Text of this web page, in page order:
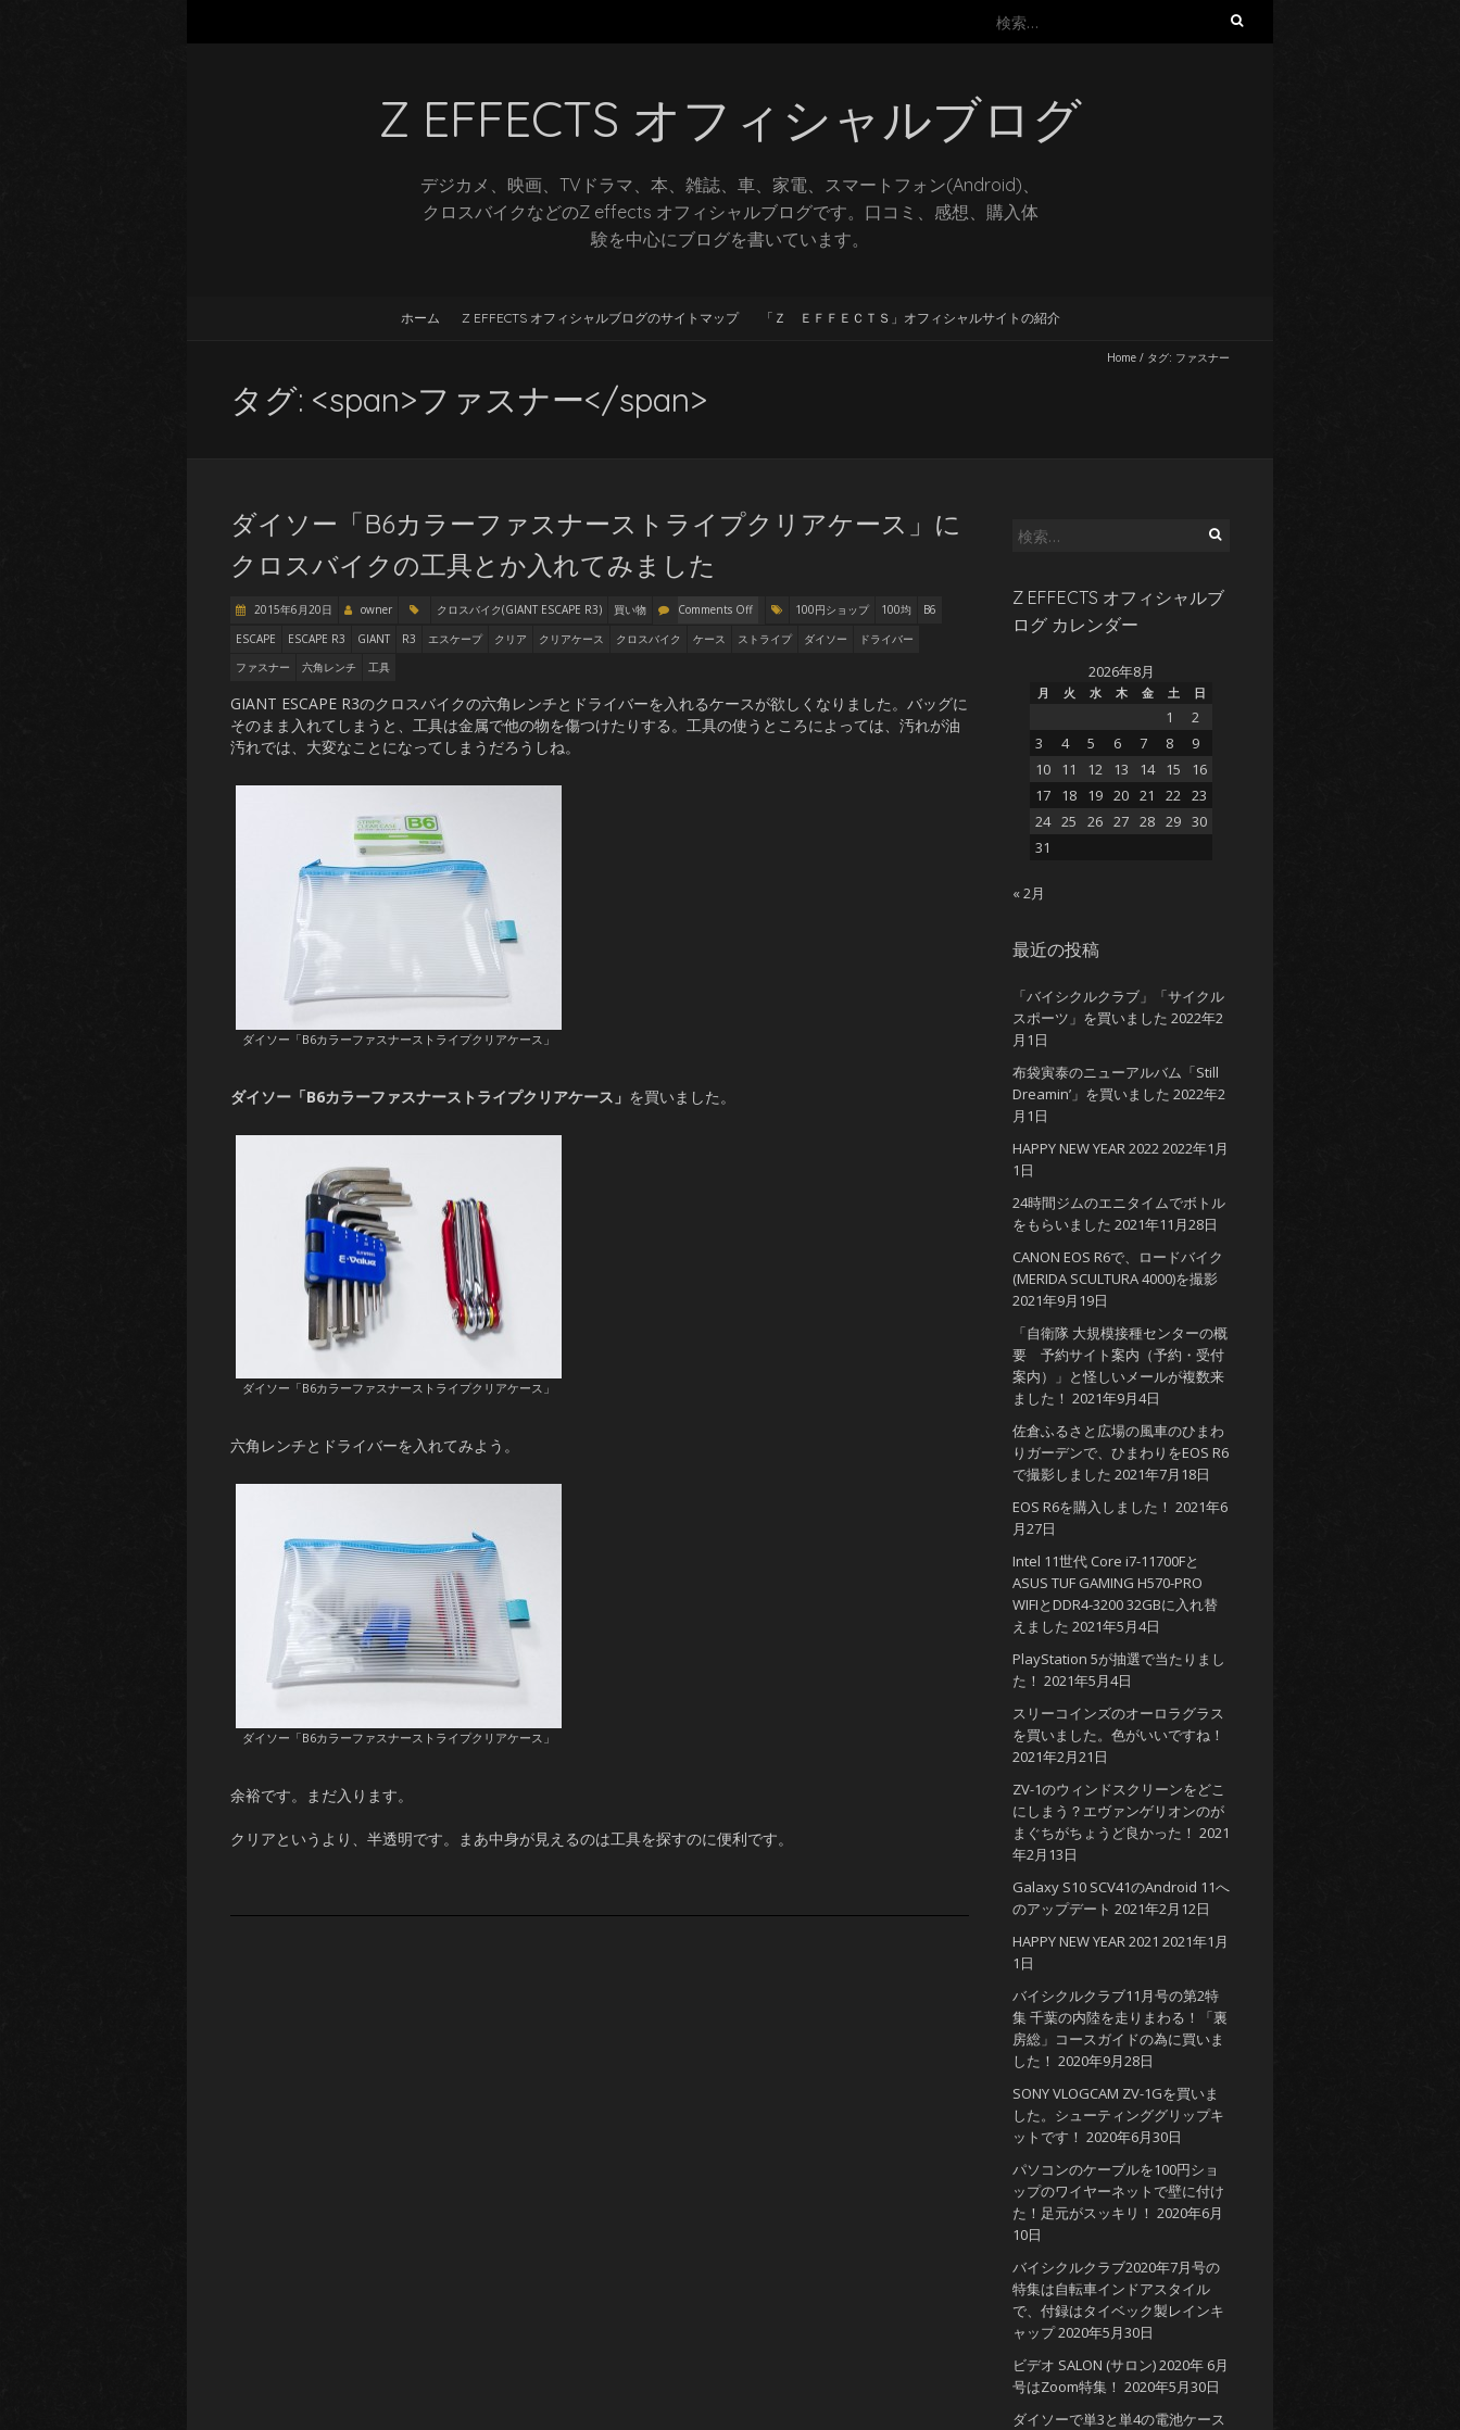
検
Z EFFECTS オフィシャルブログ
デジカメ、映画、TVドラマ、本、雑誌、車、家電、スマートフォン(Android)、
クロスバイクなどのZ effects オフィシャルブログです。口コミ、感想、購入体
験を中心にブログを書いています。
ホーム Z EFFECTS オフィシャルブログのサイトマップ 「Ｚ ＥＦＦＥＣＴＳ」オフィシャルサイトの紹介
Home / タグ: ファスナー
タグ: <span>ファスナー</span>
ダイソー「B6カラーファスナーストライプクリアケース」に
クロスバイクの工具とか入れてみました
2015年6月20日 owner クロスバイク(GIANT ESCAPE R3) 買い物 Comments Off 100円ショップ 100均
B6
ESCAPE
ESCAPE R3 GIANT R3 エスケープ クリア クリアケース クロスバイク ケース ストライプ ダイソー
ドライバー
ファスナー
六角レンチ 工具
GIANT ESCAPE R3のクロスバイクの六角レンチとドライバーを入れるケースが欲しくなりました。バッグに
そのまま入れてしまうと、工具は金属で他の物を傷つけたりする。工具の使うところによっては、汚れが油
汚れでは、大変なことになってしまうだろうしね。
ダイソー「B6カラーファスナーストライプクリアケース」
ダイソー「B6カラーファスナーストライプクリアケース」 を買いました。
ダイソー「B6カラーファスナーストライプクリアケース」
六角レンチとドライバーを入れてみよう。
ダイソー「B6カラーファスナーストライプクリアケース」
余裕です。まだ入ります。
クリアというより、半透明です。まあ中身が見えるのは工具を探すのに便利です。
検
Z EFFECTS オフィシャルブ
ログ カレンダー
2026年8月
月 火 水 木 金 土 日
1
2
3
4 5 6 7 8
9
10
11 12 13 14 15
16
17
18 19 20 21 22 23
24 25 26 27 28 29 30
31
« 2月
最近の投稿
「バイシクルクラブ」「サイクル
スポーツ」を買いました 2022年2
月1日
布袋寅泰のニューアルバム「Still
Dreamin’」を買いました 2022年2
月1日
HAPPY NEW YEAR 20222022年1月
1日
24時間ジムのエニタイムでボトル
をもらいました 2021年11月28日
CANON EOS R6で、ロードバイク
(MERIDA SCULTURA 4000)を撮影
2021年9月19日
「自衛隊 大規模接種センターの概
要 予約サイト案内（予約・受付
案内）」と怪しいメールが複数来
ました！ 2021年9月4日
佐倉ふるさと広場の風車のひまわ
りガーデンで、ひまわりをEOS R6
で撮影しました 2021年7月18日
EOS R6を購入しました！ 2021年6
月27日
Intel 11世代 Core i7-11700Fと
ASUS TUF GAMING H570-PRO
WIFIとDDR4-3200 32GBに入れ替
えました 2021年5月4日
PlayStation 5が抽選で当たりまし
た！ 2021年5月4日
スリーコインズのオーロラグラス
を買いました。色がいいですね！
2021年2月21日
ZV-1のウィンドスクリーンをどこ
にしまう？エヴァンゲリオンのが
まぐちがちょうど良かった！ 2021
年2月13日
Galaxy S10 SCV41のAndroid 11へ
のアップデート 2021年2月12日
HAPPY NEW YEAR 2021 2021年1月
1日
バイシクルクラブ11月号の第2特
集 千葉の内陸を走りまわる！「裏
房総」コースガイドの為に買いま
した！ 2020年9月28日
SONY VLOGCAM ZV-1Gを買いま
した。シューティンググリップキ
ットです！ 2020年6月30日
パソコンのケーブルを100円ショ
ップのワイヤーネットで壁に付け
た！足元がスッキリ！ 2020年6月
10日
バイシクルクラブ2020年7月号の
特集は自転車インドアスタイル
で、付録はタイベック製レインキ
ャップ2020年5月30日
ビデオ SALON (サロン) 2020年 6月
号はZoom特集！ 2020年5月30日
ダイソーで単3と単4の電池ケース